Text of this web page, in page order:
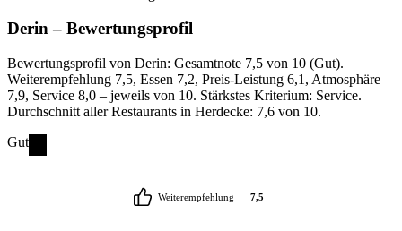
Derin– Bewertungsprofil
Bewertungsprofil von Derin: Gesamtnote 7,5 von 10 (Gut).
Weiterempfehlung 7,5, Essen 7,2, Preis-Leistung 6,1, Atmosphäre
7,9, Service 8,0 – jeweils von 10. Stärkstes Kriterium: Service.
Durchschnitt aller Restaurants in Herdecke: 7,6 von 10.
Gut
Weiterempfehlung 7,5